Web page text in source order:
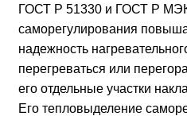
ГОСТ Р 51330 и ГОСТ Р
саморегулирования
надежность
перегреваться или
его отдельные участки
Его тепловыделение